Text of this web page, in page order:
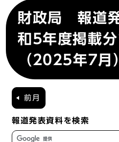
財政局 報道
和5年度掲載分
（2025年7月
前月
報道発表資料を検索